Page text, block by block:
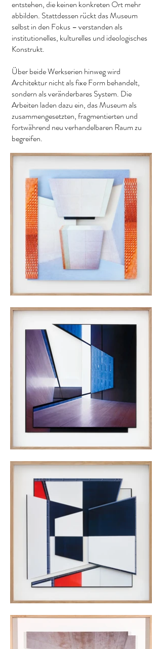
entstehen, die keinen konkreten Ort mehr
abbilden. Stattdessen rückt das Museum
selbst in den Fokus – verstanden als
institutionelles, kulturelles und ideologisches
Konstrukt.
Über beide Werkserien hinweg wird
Architektur nicht als fixe Form behandelt,
sondern als veränderbares System. Die
Arbeiten laden dazu ein, das Museum als
zusammengesetzten, fragmentierten und
fortwährend neu verhandelbaren Raum zu
begreifen.